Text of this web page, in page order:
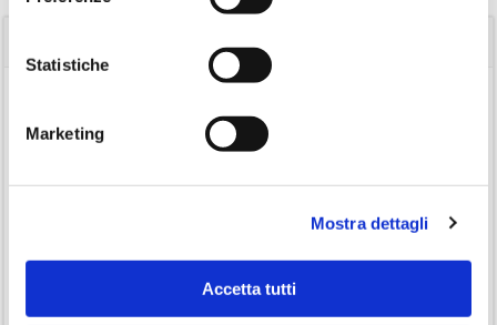
Statistiche
Marketing
Mostra dettagli
Accetta tutti
Consigli di lettura
Podcast(19)